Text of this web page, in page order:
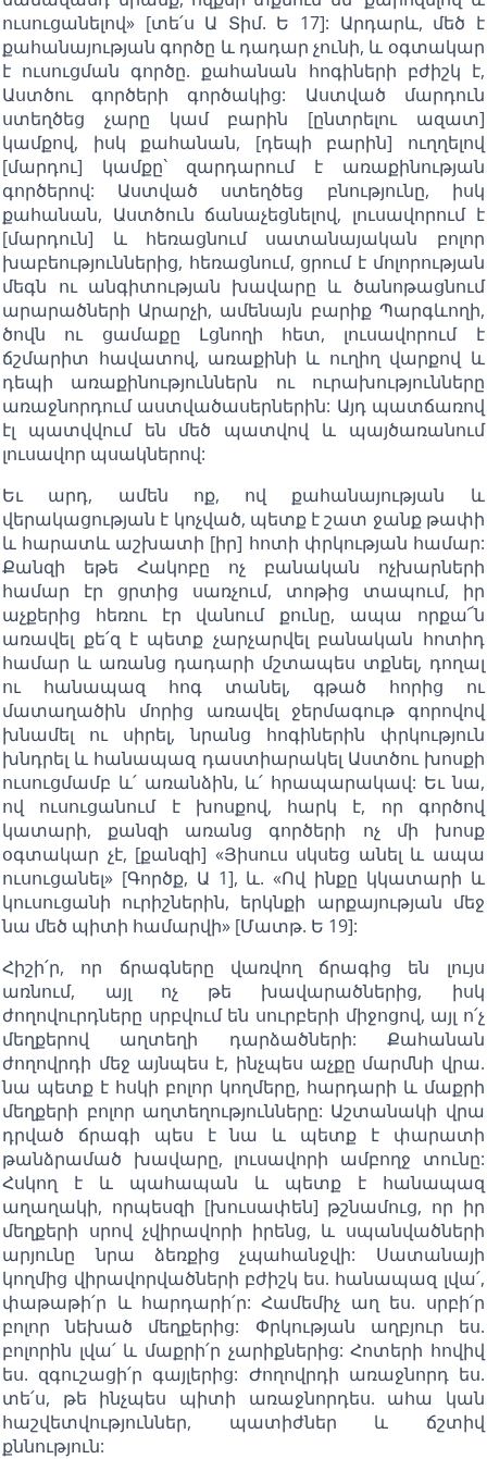
ուսուցանելով» [տե՛ս Ա Տիմ. Ե 17]: Արդարև, մեծ է
քահանայության գործը և դադար չունի, և օգտակար
է ուսուցման գործը. քահանան հոգիների բժիշկ է,
Աստծու գործերի գործակից: Աստված մարդուն
ստեղծեց չարը կամ բարին [ընտրելու ազատ]
կամքով, իսկ քահանան, [դեպի բարին] ուղղելով
[մարդու] կամքը` զարդարում է առաքինության
գործերով: Աստված ստեղծեց բնությունը, իսկ
քահանան, Աստծուն ճանաչեցնելով, լուսավորում է
[մարդուն] և հեռացնում սատանայական բոլոր
խաբեություններից, հեռացնում, ցրում է մոլորության
մեգն ու անգիտության խավարը և ծանոթացնում
արարածների Արարչի, ամենայն բարիք Պարգևողի,
ծովն ու ցամաքը Լցնողի հետ, լուսավորում է
ճշմարիտ հավատով, առաքինի և ուղիղ վարքով և
դեպի առաքինություններն ու ուրախությունները
առաջնորդում աստվածասերներին: Այդ պատճառով
էլ պատվվում են մեծ պատվով և պայծառանում
լուսավոր պսակներով:
Եւ արդ, ամեն ոք, ով քահանայության և
վերակացության է կոչված, պետք է շատ ջանք թափի
և հարատև աշխատի [իր] հոտի փրկության համար:
Քանզի եթե Հակոբը ոչ բանական ոչխարների
համար էր ցրտից սառչում, տոթից տապում, իր
աչքերից հեռու էր վանում քունը, ապա որքա՜ն
առավել քե՛զ է պետք չարչարվել բանական հոտիդ
համար և առանց դադարի մշտապես տքնել, դողալ
ու հանապազ հոգ տանել, գթած հորից ու
մատաղածին մորից առավել ջերմագութ գորովով
խնամել ու սիրել, նրանց հոգիներին փրկություն
խնդրել և հանապազ դաստիարակել Աստծու խոսքի
ուսուցմամբ և՛ առանձին, և՛ հրապարակավ: Եւ նա,
ով ուսուցանում է խոսքով, հարկ է, որ գործով
կատարի, քանզի առանց գործերի ոչ մի խոսք
օգտակար չէ, [քանզի] «Յիսուս սկսեց անել և ապա
ուսուցանել» [Գործք, Ա 1], և. «Ով ինքը կկատարի և
կուսուցանի ուրիշներին, երկնքի արքայության մեջ
նա մեծ պիտի համարվի» [Մատթ. Ե 19]:
Հիշի՛ր, որ ճրագները վառվող ճրագից են լույս
առնում, այլ ոչ թե խավարածներից, իսկ
ժողովուրդները սրբվում են սուրբերի միջոցով, այլ ո՛չ
մեղքերով աղտեղի դարձածների: Քահանան
ժողովրդի մեջ այնպես է, ինչպես աչքը մարմնի վրա.
նա պետք է հսկի բոլոր կողմերը, հարդարի և մաքրի
մեղքերի բոլոր աղտեղությունները: Աշտանակի վրա
դրված ճրագի պես է նա և պետք է փարատի
թանձրամած խավարը, լուսավորի ամբողջ տունը:
Հսկող է և պահապան և պետք է հանապազ
աղաղակի, որպեսզի [խուսափեն] թշնամուց, որ իր
մեղքերի սրով չվիրավորի իրենց, և սպանվածների
արյունը նրա ձեռքից չպահանջվի: Սատանայի
կողմից վիրավորվածների բժիշկ ես. հանապազ լվա՛,
փաթաթի՛ր և հարդարի՛ր: Համեմիչ աղ ես. սրբի՛ր
բոլոր նեխած մեղքերից: Փրկության աղբյուր ես.
բոլորին լվա՛ և մաքրի՛ր չարիքներից: Հոտերի հովիվ
ես. զգուշացի՛ր գայլերից: Ժողովրդի առաջնորդ ես.
տե՛ս, թե ինչպես պիտի առաջնորդես. ահա կան
հաշվետվություններ, պատիժներ և ճշտիվ
քննություն: